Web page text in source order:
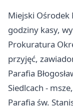
Miejski Ośrodek
godziny kasy,
Prokuratura
przyjęć,
Parafia
Siedlcach -
Parafia św.